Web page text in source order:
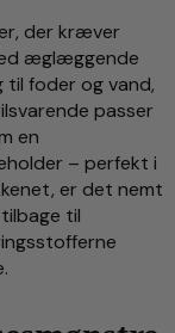
der kræver
æglæggende
til foder og vand,
passer
en
– perfekt i
er det nemt
til